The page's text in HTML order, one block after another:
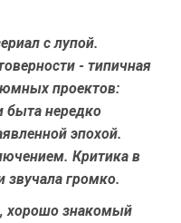
с лупой.
- типичная
проектов:
быта нередко
эпохой.
Критика в
звучала громко.
хорошо знакомый